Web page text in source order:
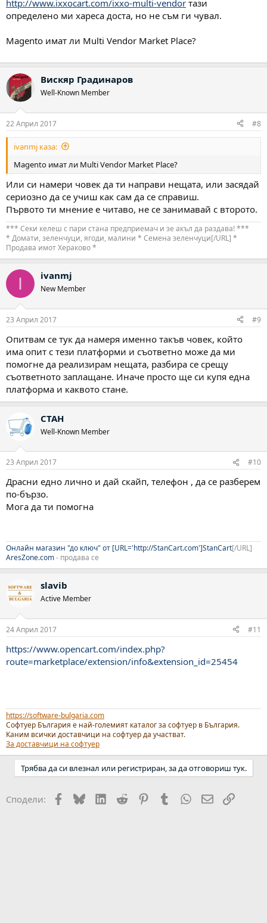
http://www.ixxocart.com/ixxo-multi-vendor тази
определено ми хареса доста, но не съм ги чувал.
Magento имат ли Multi Vendor Market Place?
Вискяр Градинаров
Well-Known Member
22 Април 2017 #8
ivanmj каза:
Magento имат ли Multi Vendor Market Place?
Или си намери човек да ти направи нещата, или засядай
сериозно да се учиш как сам да се справиш.
Първото ти мнение е читаво, не се занимавай с второто.
*** Секи келеш с пари стана предприемач и зе акъл да раздава! ***
* Домати, зеленчуци, ягоди, малини * Семена зеленчуци[/URL] *
Продава имот Хераково *
I ivanmj
New Member
23 Април 2017 #9
Опитвам се тук да намеря именно такъв човек, който
има опит с тези платформи и съответно може да ми
помогне да реализирам нещата, разбира се срещу
съответното заплащане. Иначе просто ще си купя една
платформа и каквото стане.
CTAH
Well-Known Member
23 Април 2017 #10
Драсни едно лично и дай скайп, телефон , да се разберем
по-бързо.
Мога да ти помогна
Онлайн магазин "до ключ" от [URL='http://StanCart.com']StanCart[/URL]
AresZone.com- продава се
slavib
Active Member
24 Април 2017 #11
https://www.opencart.com/index.php?
route=marketplace/extension/info&extension_id=25454
https://software-bulgaria.com
Софтуер България е най-големият каталог за софтуер в България.
Каним всички доставчици на софтуер да участват.
За доставчици на софтуер
Трябва да си влезнал или регистриран, за да отговориш тук.
Сподели: Facebook
BlueskyLinkedIn
Reddit PinterestTumblr WhatsApp
EmailLink